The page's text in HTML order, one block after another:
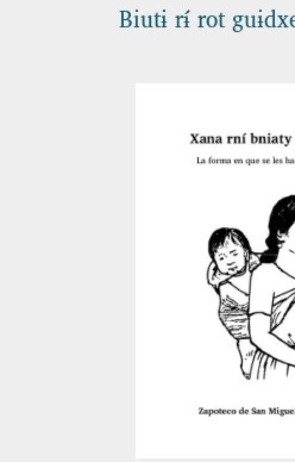
Biutɨ rɨ́ rot